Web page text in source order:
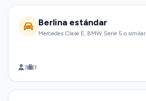
Berlina estándar
Mercedes Clase E, BMW Serie 5 o similar
3 3